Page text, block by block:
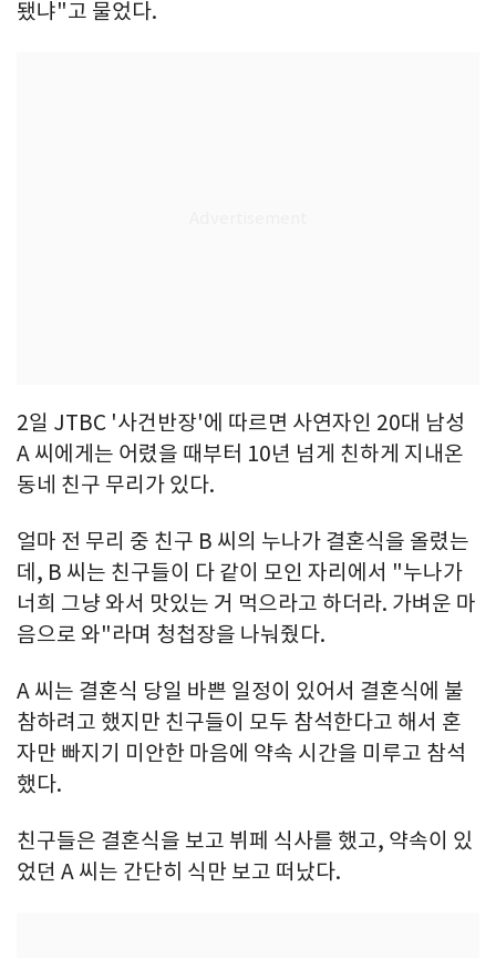
됐냐"고 물었다.
2일 JTBC '사건반장'에 따르면 사연자인 20대 남성
A 씨에게는 어렸을 때부터 10년 넘게 친하게 지내온
동네 친구 무리가 있다.
얼마 전 무리 중 친구 B 씨의 누나가 결혼식을 올렸는
데, B 씨는 친구들이 다 같이 모인 자리에서 "누나가
너희 그냥 와서 맛있는 거 먹으라고 하더라. 가벼운 마
음으로 와"라며 청첩장을 나눠줬다.
A 씨는 결혼식 당일 바쁜 일정이 있어서 결혼식에 불
참하려고 했지만 친구들이 모두 참석한다고 해서 혼
자만 빠지기 미안한 마음에 약속 시간을 미루고 참석
했다.
친구들은 결혼식을 보고 뷔페 식사를 했고, 약속이 있
었던 A 씨는 간단히 식만 보고 떠났다.